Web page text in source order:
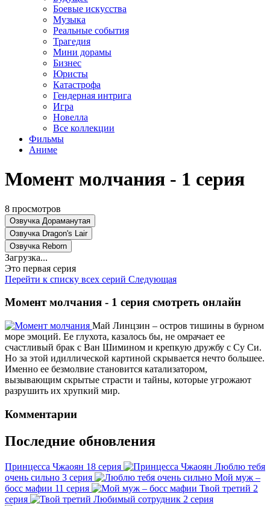
Боевые искусства
Музыка
Реальные события
Трагедия
Мини дорамы
Бизнес
Юристы
Катастрофа
Гендерная интрига
Игра
Новелла
Все коллекции
Фильмы
Аниме
Момент молчания - 1 серия
8 просмотров
Озвучка Дораманутая
Озвучка Dragon's Lair
Озвучка Reborn
Загрузка...
Это первая серия
Перейти к списку всех серий Следующая
Момент молчания - 1 серия смотреть онлайн
Май Линцзин – остров тишины в бурном
море эмоций. Ее глухота, казалось бы, не омрачает ее
счастливый брак с Ван Шимином и крепкую дружбу с Су Си.
Но за этой идиллической картиной скрывается нечто большее.
Именно ее безмолвие становится катализатором,
вызывающим скрытые страсти и тайны, которые угрожают
разрушить их хрупкий мир.
Комментарии
Последние обновления
Принцесса Чжаоян 18 серия
Люблю тебя
очень сильно 3 серия
Мой муж –
босс мафии 11 серия Твой третий 2
серия
Любимый сотрудник 2 серия